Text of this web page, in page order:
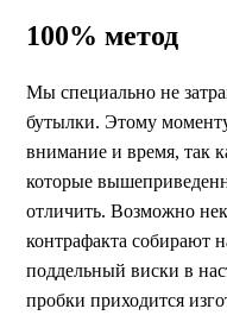
100% метод
Мы специально не
бутылки. Этому
внимание и время, так
которые
отличить. Возможно
контрафакта собирают
поддельный виски в
пробки приходится